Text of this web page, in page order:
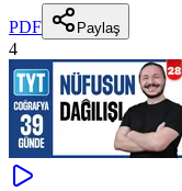
PDF Paylaş
4